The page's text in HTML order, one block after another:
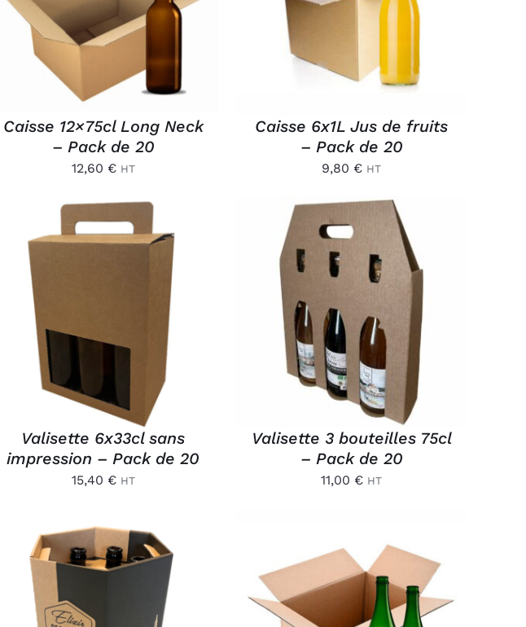
APERÇU
Caisse 12×75cl Long Neck
– Pack de 20
12,60 € HT
Caisse 6x1L Jus de fruits
– Pack de 20
9,80 € HT
AJOUTER AU PANIER
/
Valisette 6x33cl sans
impression – Pack de 20
15,40 € HT
AJOUTER AU PANIER
APERÇU
Valisette 3 bouteilles 75cl
– Pack de 20
11,00 € HT
AJOUTER AU PANIER AJOUTER AU PANIER
/